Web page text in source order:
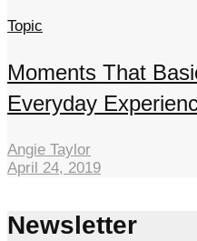
Topic
Moments That
Everyday
Angie Taylor
April 24, 2019
Newsletter